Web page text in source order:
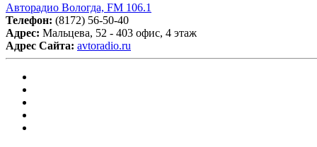
Авторадио Вологда, FM 106.1
Телефон: (8172) 56-50-40
Адрес: Мальцева, 52 - 403 офис, 4 этаж
Адрес Сайта: avtoradio.ru